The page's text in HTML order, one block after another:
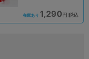
在庫あり 1,290 円 税込